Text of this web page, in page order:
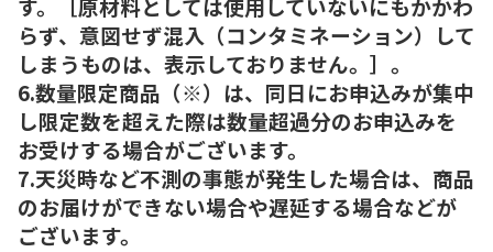
す。［原材料としては使用していないにもかかわ
らず、意図せず混入（コンタミネーション）して
しまうものは、表示しておりません。］。
6.数量限定商品（※）は、同日にお申込みが集中
し限定数を超えた際は数量超過分のお申込みを
お受けする場合がございます。
7.天災時など不測の事態が発生した場合は、商品
のお届けができない場合や遅延する場合などが
ございます。